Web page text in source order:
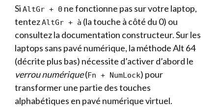
Si AltGr + 0 ne fonctionne pas sur votre laptop,
tentezAltGr + à (la touche à côté du 0) ou
consultez la documentation constructeur. Sur les
laptops sans pavé numérique, la méthode Alt 64
(décrite plus bas) nécessite d’activer d’abord le
verrou numérique(Fn + NumLock) pour
transformer une partie des touches
alphabétiques en pavé numérique virtuel.